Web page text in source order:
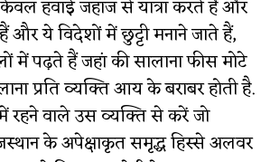
हवाई जहाज से यात्रा करते हैं और
और ये विदेशों में छुट्टी मनाने जाते हैं,
में पढ़ते हैं जहां की सालाना फीस मोटे
प्रति व्यक्ति आय के बराबर होती है.
रहने वाले उस व्यक्ति से करें जो
के अपेक्षाकृत समृद्ध हिस्से अलवर